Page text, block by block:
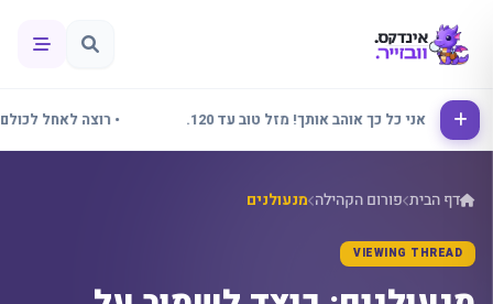
אני כל כך אוהב אותך! מזל טוב עד 120. • רוצה לאחל לכולם
דף הבית פורום הקהילה מנעולנים
VIEWING THREAD